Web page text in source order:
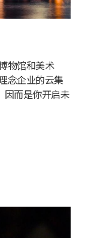
物馆和美术
念企业的云集
因而是你开启未